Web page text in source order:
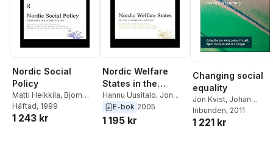
Nordic Social
Policy
Matti Heikkila, Bjorn
Hvinden,Mikko Kautto
Staffan Marklund
Häftad, 1999
1 243 kr
Nordic Welfare
States in the
European Context
Hannu Uusitalo, Jon
Kvist,Mikko Kautto
Bjorn Hvinden
E-bok 2005
1 195 kr
Changing social
equality
Jon Kvist, Johan
Fritzell,Bjorn Hvinden
Olli Kangas
Inbunden, 2011
1 221 kr